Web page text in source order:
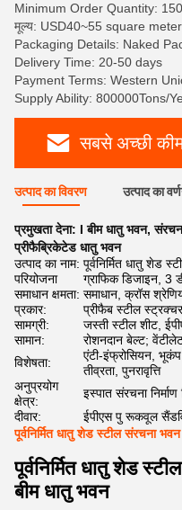
Minimum Order Quantity:
मूल्य: USD40~55 square
Packaging Details: Naked
Delivery Time: 20-50 days
Payment Terms: Western
Supply Ability: 800000Tons/
सबसे अच्छी
उत्पाद का विवरण उत्पाद का
प्रमुखता देना: I बीम धातु भवन,
प्रीफैब्रिकेटेड धातु भवन
उत्पाद का नाम: पूर्वनिर्मित धातु शेड
परियोजना
समाधान क्षमता:
ग्राफिक डिजाइन, 3
समाधान, क्रॉस
प्रकार:
प्रीफैब स्टील
सामग्री:
जस्ती स्टील शीट,
सामान:
रोशनदान बेल्ट;
विशेषता:
एंटी-इंफ्रोसियन,
तीव्रता, पुनरावृत्ति
अनुप्रयोग
क्षेत्र:
इस्पात संरचना निर्माण
दीवार:
ईपीएस पु रूकवूल
पूर्वनिर्मित धातु शेड स्टील संरचना
पूर्वनिर्मित धातु शेड
बीम धातु भवन